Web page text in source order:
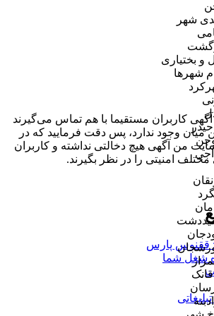
شهر
و بختیاری
شهر‌ها
کاربران مستقیما با هم تماس می‌گیرند
میان وجود ندارد، پس دقت فرمایید که در
من آگهی هیچ دخالتی نداشته و کاربران
امنیتی را در نظر بگیرند.
ققنوس پارس
شغل شما